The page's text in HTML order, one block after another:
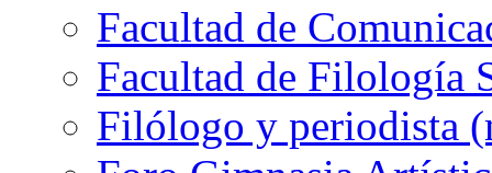
Facultad de
Facultad de Filología
Filólogo y periodista